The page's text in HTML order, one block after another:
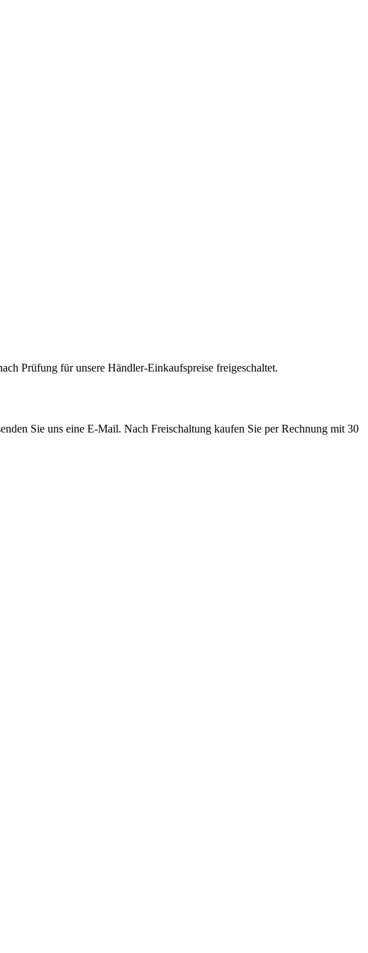
Prüfung für unsere Händler-Einkaufspreise freigeschaltet.
Sie uns eine E-Mail. Nach Freischaltung kaufen Sie per Rechnung mit 30